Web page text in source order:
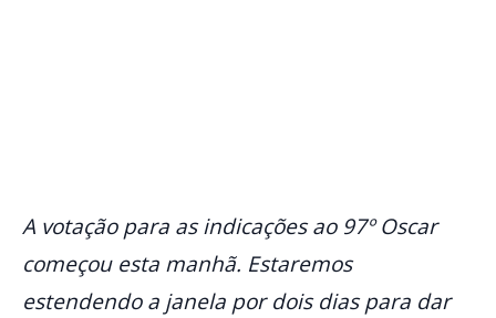
A votação para as indicações ao 97º Oscar
começou esta manhã. Estaremos
estendendo a janela por dois dias para dar